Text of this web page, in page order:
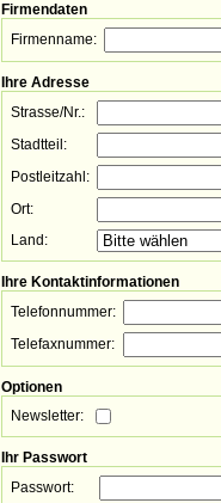
Firmendaten
Firmenname:
Ihre Adresse
Strasse/Nr.:
Stadtteil:
Postleitzahl:
Ort:
Land:
Ihre Kontaktinformationen
Telefonnummer:
Telefaxnummer:
Optionen
Newsletter:
Ihr Passwort
Passwort: